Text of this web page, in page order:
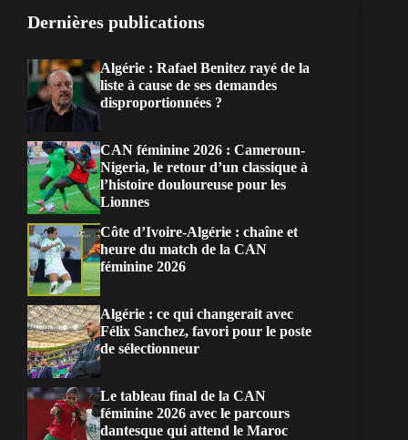
Dernières publications
Algérie : Rafael Benitez rayé de la
liste à cause de ses demandes
disproportionnées ?
CAN féminine 2026 : Cameroun-
Nigeria, le retour d’un classique à
l’histoire douloureuse pour les
Lionnes
Côte d’Ivoire-Algérie : chaîne et
heure du match de la CAN
féminine 2026
Algérie : ce qui changerait avec
Félix Sanchez, favori pour le poste
de sélectionneur
Le tableau final de la CAN
féminine 2026 avec le parcours
dantesque qui attend le Maroc